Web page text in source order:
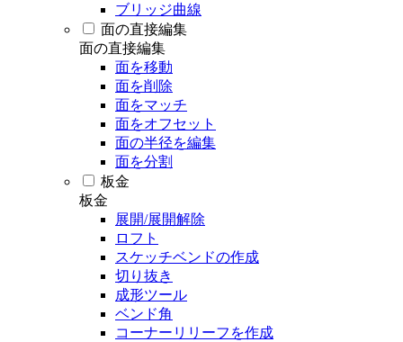
ブリッジ曲線
面の直接編集
面の直接編集
面を移動
面を削除
面をマッチ
面をオフセット
面の半径を編集
面を分割
板金
板金
展開/展開解除
ロフト
スケッチベンドの作成
切り抜き
成形ツール
ベンド角
コーナーリリーフを作成